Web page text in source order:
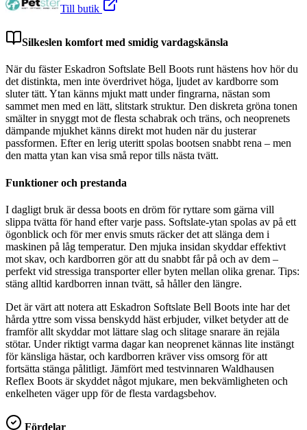
Till butik
Silkeslen komfort med smidig vardagskänsla
När du fäster Eskadron Softslate Bell Boots runt hästens hov hör du
det distinkta, men inte överdrivet höga, ljudet av kardborre som
sluter tätt. Ytan känns mjukt matt under fingrarna, nästan som
sammet men med en lätt, slitstark struktur. Den diskreta gröna tonen
smälter in snyggt mot de flesta schabrak och träns, och neoprenets
dämpande mjukhet känns direkt mot huden när du justerar
passformen. Efter en lerig uteritt spolas bootsen snabbt rena – men
den matta ytan kan visa små repor tills nästa tvätt.
Funktioner och prestanda
I dagligt bruk är dessa boots en dröm för ryttare som gärna vill
slippa tvätta för hand efter varje pass. Softslate-ytan spolas av på ett
ögonblick och för mer envis smuts räcker det att slänga dem i
maskinen på låg temperatur. Den mjuka insidan skyddar effektivt
mot skav, och kardborren gör att du snabbt får på och av dem –
perfekt vid stressiga transporter eller byten mellan olika grenar. Tips:
stäng alltid kardborren innan tvätt, så håller den längre.
Det är värt att notera att Eskadron Softslate Bell Boots inte har det
hårda yttre som vissa benskydd häst erbjuder, vilket betyder att de
framför allt skyddar mot lättare slag och slitage snarare än rejäla
stötar. Under riktigt varma dagar kan neoprenet kännas lite instängt
för känsliga hästar, och kardborren kräver viss omsorg för att
fortsätta stänga pålitligt. Jämfört med testvinnaren Waldhausen
Reflex Boots är skyddet något mjukare, men bekvämligheten och
enkelheten väger upp för de flesta vardagsbehov.
Fördelar